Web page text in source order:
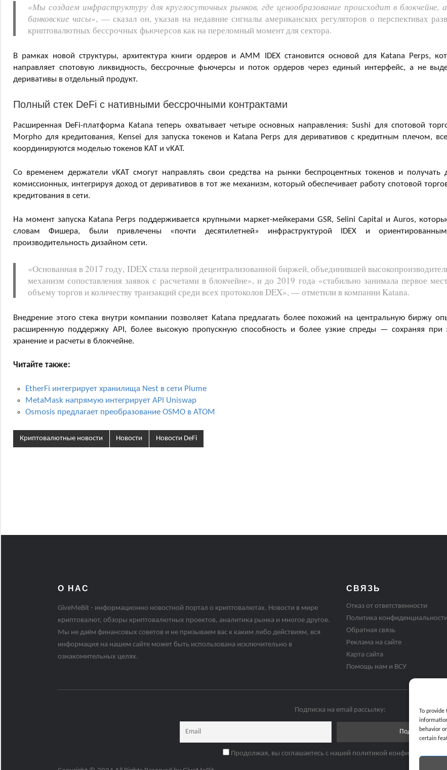
To provide
behavior
certain
«Мы создаем инфраструктуру для круглосуточных рынков, где ценообразование происходит в блокчейне,
банковские часы», — сказал он, указав на недавние сигналы американских регуляторов о перспективах
криптовалютных бессрочных фьючерсов как на переломный момент для сектора.
В рамках новой структуры, архитектура книги ордеров и AMM IDEX становится основой для Katana Perps,
направляет спотовую ликвидность, бессрочные фьючерсы и поток ордеров через единый интерфейс, а не
деривативы в отдельный продукт.
Полный стек DeFi с нативными бессрочными контрактами
Расширенная DeFi-платформа Katana теперь охватывает четыре основных направления: Sushi для спотовой
Morpho для кредитования, Kensei для запуска токенов и Katana Perps для деривативов с кредитным плечом,
координируются моделью токенов KAT и vKAT.
Со временем держатели vKAT смогут направлять свои средства на рынки беспроцентных токенов и получать
комиссионных, интегрируя доход от деривативов в тот же механизм, который обеспечивает работу спотовой
кредитования в сети.
На момент запуска Katana Perps поддерживается крупными маркет-мейкерами GSR, Selini Capital и Auros,
словам Фишера, были привлечены «почти десятилетней» инфраструктурой IDEX и
производительность дизайном сети.
«Основанная в 2017 году, IDEX стала первой децентрализованной биржей, объединившей
механизм сопоставления заявок с расчетами в блокчейне», и до 2019 года «стабильно занимала первое
объему торгов и количеству транзакций среди всех протоколов DEX», — отметили в компании Katana.
Внедрение этого стека внутри компании позволяет Katana предлагать более похожий на центральную биржу
расширенную поддержку API, более высокую пропускную способность и более узкие спреды — сохраняя при
хранение и расчеты в блокчейне.
Читайте также:
EtherFi интегрирует хранилища Nest в сети Plume
MetaMask напрямую интегрирует API Uniswap
Osmosis предлагает преобразование OSMO в ATOM
Криптовалютные новости Новости Новости DeFi
О НАС
GiveMeBit - информационно новостной портал о криптовалютах. Новости в мире
криптовалют, обзоры криптовалютных проектов, аналитика рынка и многое другое.
Мы не даём финансовых советов и не призываем вас к каким либо действиям, вся
информация на нашем сайте может быть использована исключительно в
ознакомительных целях.
СВЯЗЬ
Отказ от ответственности
Политика конфиденциальности
Обратная связь
Реклама на сайте
Карта сайта
Помощь нам и ВСУ
Подписка на email рассылку:
Продолжая, вы соглашаетесь с нашей политикой